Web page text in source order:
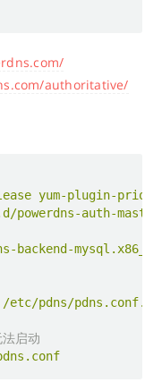
authoritative/
yum-plugin-
powerdns-auth-
mysql.x86_64
etc/pdns/
启动